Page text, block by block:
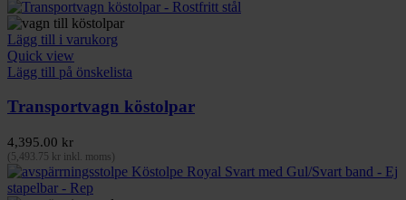
Lägg till i varukorg
Quick view
Lägg till på önskelista
Transportvagn köstolpar
4,395.00 kr
5,493.75 kr inkl. moms)